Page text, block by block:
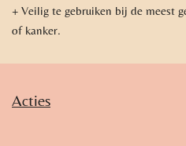
+ Veilig te gebruiken bij de meest
of kanker.
Acties